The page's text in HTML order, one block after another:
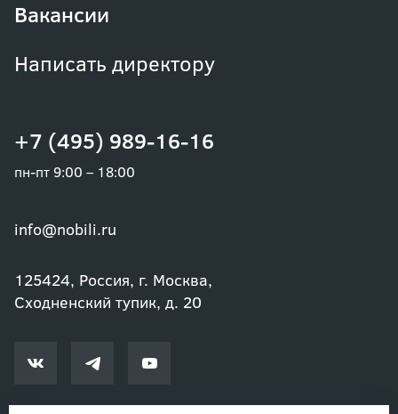
+7 (495) 989-16-16
пн-пт 9:00 – 18:00
info@nobili.ru
125424, Россия, г. Москва,
Сходненский тупик, д. 20
Вакансии
Написать директору